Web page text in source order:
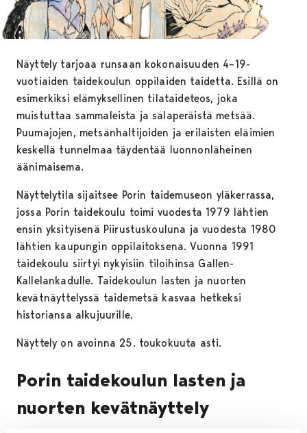
Näyttely tarjoaa runsaan kokonaisuuden 4–19-
vuotiaiden taidekoulun oppilaiden taidetta. Esillä on
esimerkiksi elämyksellinen tilataideteos, joka
muistuttaa sammaleista ja salaperäistä metsää.
Puumajojen, metsänhaltijoiden ja erilaisten eläimien
keskellä tunnelmaa täydentää luonnonläheinen
äänimaisema.
Näyttelytila sijaitsee Porin taidemuseon yläkerrassa,
jossa Porin taidekoulu toimi vuodesta 1979 lähtien
ensin yksityisenä Piirustuskouluna ja vuodesta 1980
lähtien kaupungin oppilaitoksena. Vuonna 1991
taidekoulu siirtyi nykyisiin tiloihinsa Gallen-
Kallelankadulle. Taidekoulun lasten ja nuorten
kevätnäyttelyssä taidemetsä kasvaa hetkeksi
historiansa alkujuurille.
Näyttely on avoinna 25. toukokuuta asti.
Porin taidekoulun lasten ja
nuorten kevätnäyttely